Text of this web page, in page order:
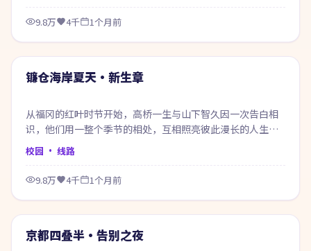
9.8万 4千 1个月前
热门
镰仓海岸夏天·新生章
从福冈的红叶时节开始，高桥一生与山下智久因一次告白相
识，他们用一整个季节的相处，互相照亮彼此漫长的人生底
色。
校园 · 线路
9.8万 4千 1个月前
热门
京都四叠半·告别之夜